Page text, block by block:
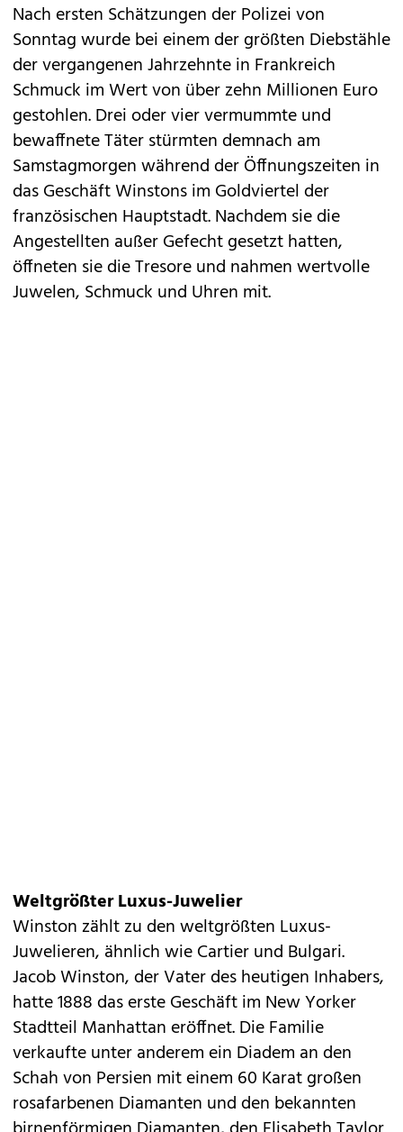
Nach ersten Schätzungen der Polizei von
Sonntag wurde bei einem der größten Diebstähle
der vergangenen Jahrzehnte in Frankreich
Schmuck im Wert von über zehn Millionen Euro
gestohlen. Drei oder vier vermummte und
bewaffnete Täter stürmten demnach am
Samstagmorgen während der Öffnungszeiten in
das Geschäft Winstons im Goldviertel der
französischen Hauptstadt. Nachdem sie die
Angestellten außer Gefecht gesetzt hatten,
öffneten sie die Tresore und nahmen wertvolle
Juwelen, Schmuck und Uhren mit.
Weltgrößter Luxus-Juwelier
Winston zählt zu den weltgrößten Luxus-
Juwelieren, ähnlich wie Cartier und Bulgari.
Jacob Winston, der Vater des heutigen Inhabers,
hatte 1888 das erste Geschäft im New Yorker
Stadtteil Manhattan eröffnet. Die Familie
verkaufte unter anderem ein Diadem an den
Schah von Persien mit einem 60 Karat großen
rosafarbenen Diamanten und den bekannten